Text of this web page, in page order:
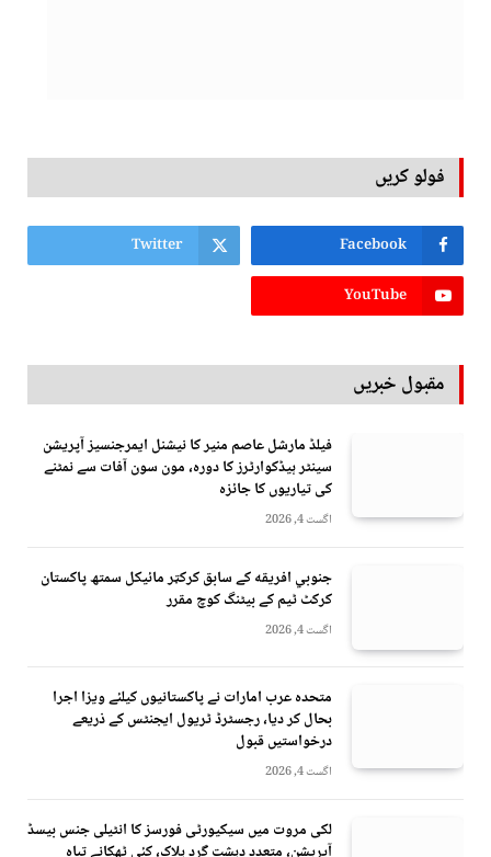
فولو کریں
Facebook
Twitter
YouTube
مقبول خبریں
فیلڈ مارشل عاصم منیر کا نیشنل ایمرجنسیز آپریشن
سینٹر ہیڈکوارٹرز کا دورہ، مون سون آفات سے نمٹنے
کی تیاریوں کا جائزہ
اگست 4, 2026
جنوبي افريقه کے سابق کرکټر مائیکل سمتھ پاکستان
کرکٹ ٹیم کے بیٹنگ کوچ مقرر
اگست 4, 2026
متحدہ عرب امارات نے پاکستانیوں کیلئے ویزا اجرا
بحال کر دیا، رجسٹرڈ ٹریول ایجنٹس کے ذریعے
درخواستیں قبول
اگست 4, 2026
لکی مروت میں سیکیورٹی فورسز کا انٹیلی جنس بیسڈ